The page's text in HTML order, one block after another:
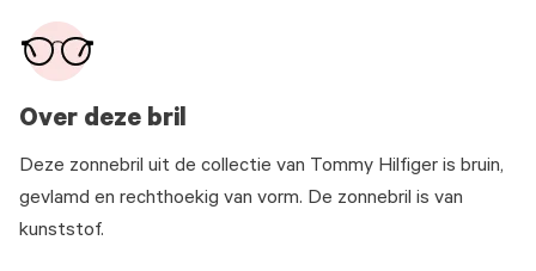
Over deze bril
Deze zonnebril uit de collectie van Tommy Hilfiger is bruin,
gevlamd en rechthoekig van vorm. De zonnebril is van
kunststof.